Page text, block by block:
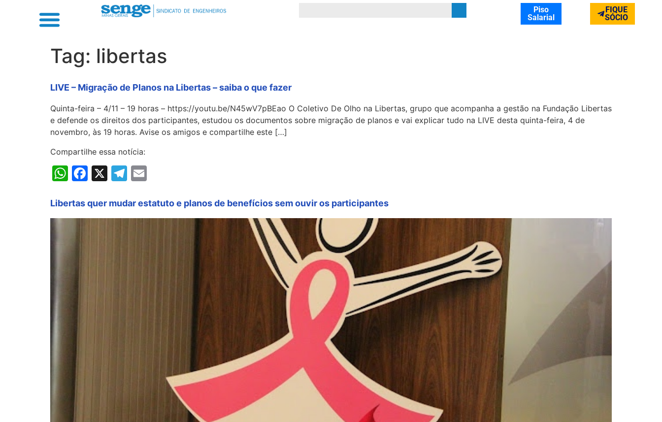
Piso
Salarial
FIQUE
SÓCIO
Tag: libertas
LIVE – Migração de Planos na Libertas – saiba o que fazer
Quinta-feira – 4/11 – 19 horas – https://youtu.be/N45wV7pBEao O Coletivo De Olho na Libertas, grupo que acompanha a gestão na Fundação Libertas
e defende os direitos dos participantes, estudou os documentos sobre migração de planos e vai explicar tudo na LIVE desta quinta-feira, 4 de
novembro, às 19 horas. Avise os amigos e compartilhe este […]
Compartilhe essa notícia:
WhatsApp
Facebook
X Telegram
Libertas quer mudar estatuto e planos de benefícios sem ouvir os participantes